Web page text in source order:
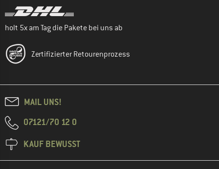
holt 5x am Tag die Pakete bei uns ab
Zertifizierter Retourenprozess
MAIL UNS!
07121/70 12 0
KAUF BEWUSST